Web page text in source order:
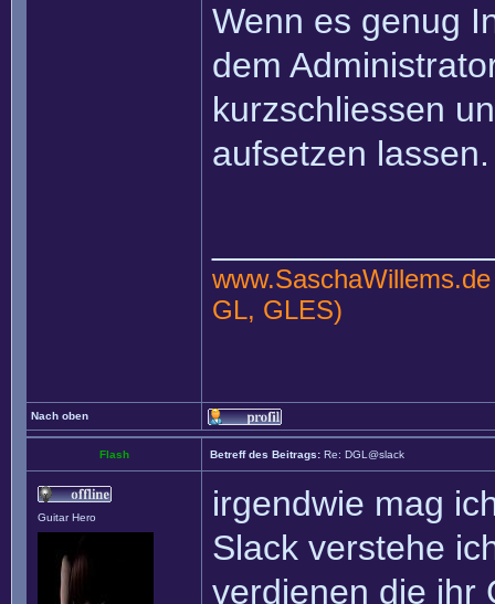
Wenn es genug
dem
kurzschliessen
aufsetzen lassen.
www.SaschaWillems.de
GL, GLES)
Nach oben
Flash Betreff des Beitrags: Re: DGL@slack
Guitar Hero
irgendwie mag
Slack verstehe
verdienen die ihr